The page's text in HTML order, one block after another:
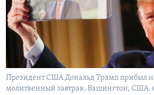
Learning English
СОЦИАЛЬНЫЕ СЕТИ
Языки
Президент США Дональд Трамп прибыл
молитвенный завтрак. Вашингтон, США.